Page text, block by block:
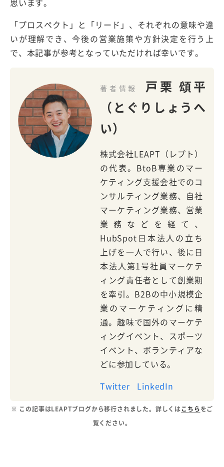
思います。
「プロスペクト」と「リード」、それぞれの意味や違
いが理解でき、今後の営業施策や方針決定を行う上
で、本記事が参考となっていただければ幸いです。
著者情報
戸栗 頌平
（とぐりしょうへ
い）
株式会社LEAPT（レプト）
の代表。BtoB専業のマー
ケティング支援会社でのコ
ンサルティング業務、自社
マーケティング業務、営業
業務などを経て、
HubSpot日本法人の立ち
上げを一人で行い、後に日
本法人第1号社員マーケテ
ィング責任者として創業期
を牽引。B2Bの中小規模企
業のマーケティングに精
通。趣味で国外のマーケテ
ィングイベント、スポーツ
イベント、ボランティアな
どに参加している。
Twitter
LinkedIn
※ この記事はLEAPTブログから移行されました。詳しくはこちらをご
覧ください。